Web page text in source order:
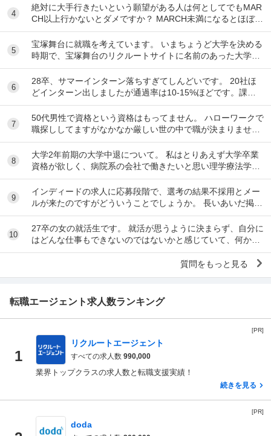
4
絶対に大手行きたいという願望がある人は何としてでもMAR
CH以上行かないとダメですか？ MARCH未満になるとほぼ行
けなくなるのでもしそんな願望がありMA...
5
宝塚舞台に就職を考えています。 いまちょうど大学を決める
時期で、宝塚舞台のリクルートサイトに名前のあった大学に
行こうとしています。 ですが、習い事で「活動...
6
28卒、サマーインターン落ちすぎてしんどいです。 20社ほ
どインターン出しましたが通過率は10-15%ほどです。課題
点を洗い出すなど次に向けて出来ることに...
7
50代男性で資格という資格はもってません。 ハローワークで
職探ししてますがなかなか厳しい世の中で職が決まりませ
ん。 前の会社は閉鎖したため、やむなく無...
8
大学2年前期の大学中退について。 私はとりあえず大学卒業
資格が欲しく、病院系の会社で働きたいと思い理学療法学科
へ入りました。 しかし、そのモチベーションだ...
9
インディードの求人に応募段階で、選考の結果不採用とメー
ルが来たのですがどういうことでしょうか。 長いあいだ掲載
されている求人です。
10
27卒の女の就活生です。 就活が思うように決まらず、自分に
はどんな仕事もできないのではないかと感じていて、何かの
病気なのではないかと不安になっています。 ...
質問をもっと見る
転職エージェント求人数ランキング
[PR]
1
リクルートエージェント
すべての求人数 990,000
業界トップクラスの求人数と転職支援実績！
続きを見る
[PR]
doda